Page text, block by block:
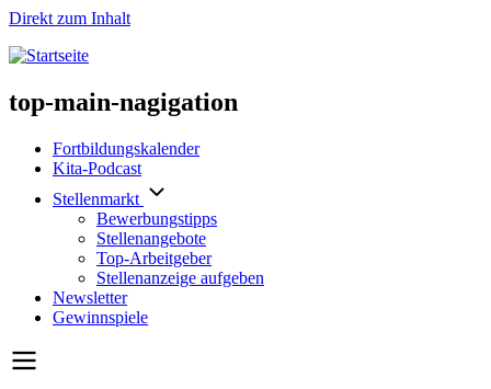
Direkt zum Inhalt
top-main-nagigation
Fortbildungskalender
Kita-Podcast
Stellenmarkt
Bewerbungstipps
Stellenangebote
Top-Arbeitgeber
Stellenanzeige aufgeben
Newsletter
Gewinnspiele